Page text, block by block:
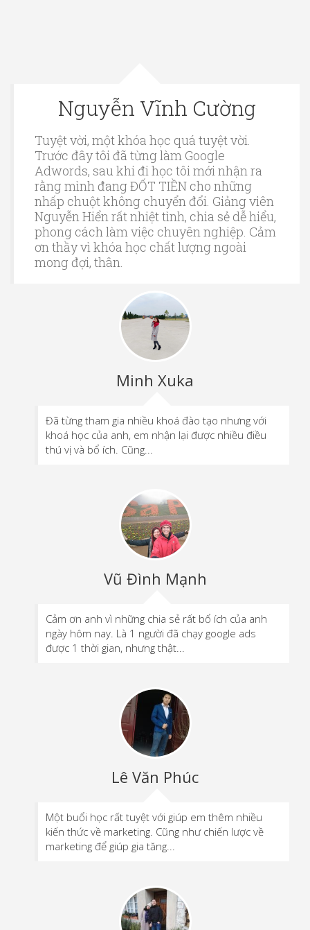
Nguyễn Vĩnh Cường
Tuyệt vời, một khóa học quá tuyệt vời.
Trước đây tôi đã từng làm Google
Adwords, sau khi đi học tôi mới nhận ra
rằng mình đang ĐỐT TIỀN cho những
nhấp chuột không chuyển đổi. Giảng viên
Nguyễn Hiển rất nhiệt tình, chia sẻ dễ hiểu,
phong cách làm việc chuyên nghiệp. Cảm
ơn thầy vì khóa học chất lượng ngoài
mong đợi, thân.
Minh Xuka
Đã từng tham gia nhiều khoá đào tạo nhưng với
khoá học của anh, em nhận lại được nhiều điều
thú vị và bổ ích. Cũng...
Vũ Đình Mạnh
Cảm ơn anh vì những chia sẻ rất bổ ích của anh
ngày hôm nay. Là 1 người đã chạy google ads
được 1 thời gian, nhưng thật...
Lê Văn Phúc
Một buổi học rất tuyệt với giúp em thêm nhiều
kiến thức về marketing. Cũng như chiến lược về
marketing để giúp gia tăng...